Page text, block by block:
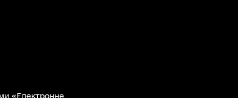
«Електронне